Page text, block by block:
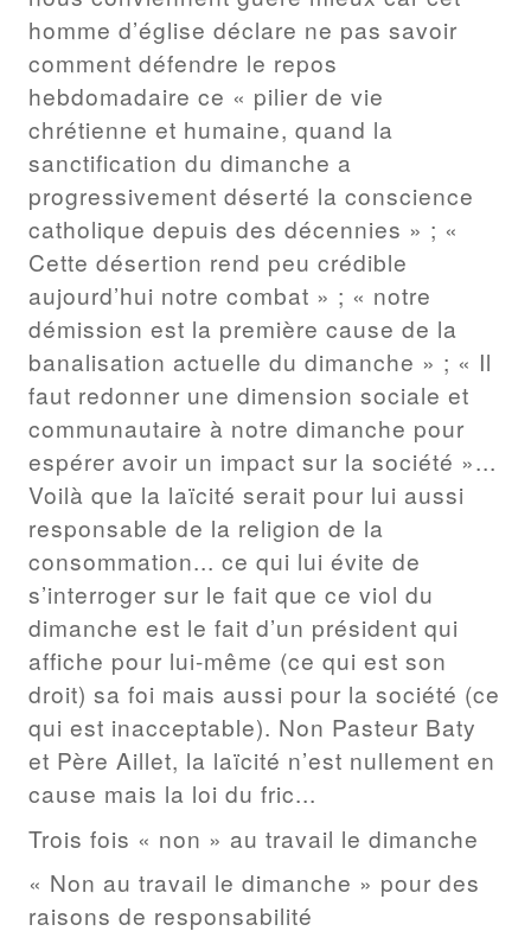
homme d’église déclare ne pas savoir
comment défendre le repos
hebdomadaire ce « pilier de vie
chrétienne et humaine, quand la
sanctification du dimanche a
progressivement déserté la conscience
catholique depuis des décennies » ; «
Cette désertion rend peu crédible
aujourd’hui notre combat » ; « notre
démission est la première cause de la
banalisation actuelle du dimanche » ; « Il
faut redonner une dimension sociale et
communautaire à notre dimanche pour
espérer avoir un impact sur la société »...
Voilà que la laïcité serait pour lui aussi
responsable de la religion de la
consommation... ce qui lui évite de
s’interroger sur le fait que ce viol du
dimanche est le fait d’un président qui
affiche pour lui-même (ce qui est son
droit) sa foi mais aussi pour la société (ce
qui est inacceptable). Non Pasteur Baty
et Père Aillet, la laïcité n’est nullement en
cause mais la loi du fric...
Trois fois « non » au travail le dimanche
« Non au travail le dimanche » pour des
raisons de responsabilité